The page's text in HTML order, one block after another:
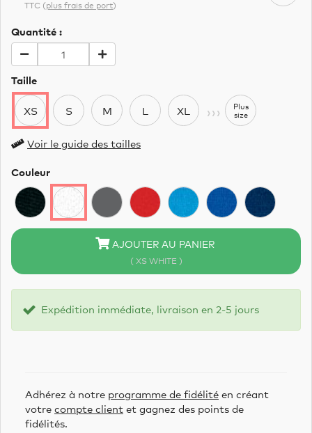
TTC (plus frais de port)
Quantité :
Taille
XS S M L XL ›››
Plus
size
Voir le guide des tailles
Couleur
AJOUTER AU PANIER
( XS WHITE )
Expédition immédiate, livraison en 2-5 jours
Adhérez à notre programme de fidélité en créant
votre compte client et gagnez des points de
fidélités.